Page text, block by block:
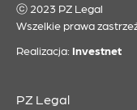
ⓒ 2023 PZ Legal
Wszelkie prawa
Realizacja: Investnet
PZ Legal